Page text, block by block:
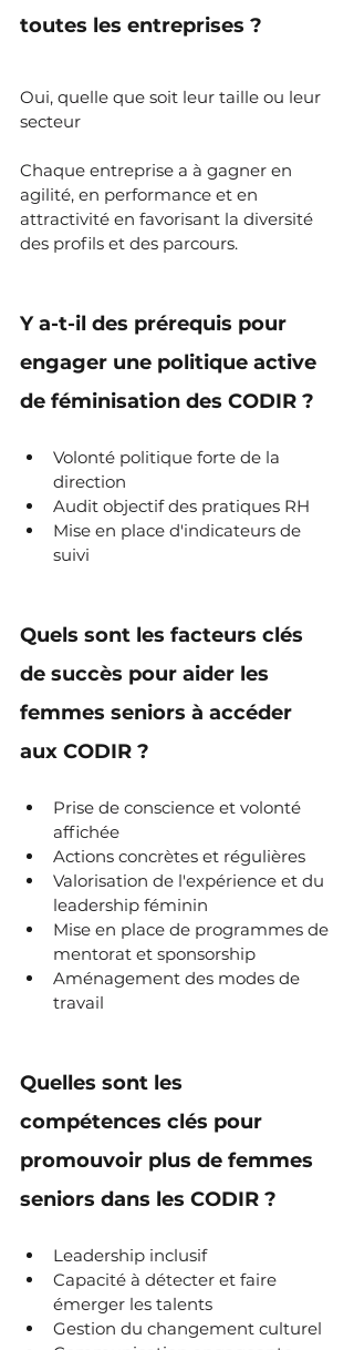
toutes les entreprises ?
Oui, quelle que soit leur taille ou leur
secteur
Chaque entreprise a à gagner en
agilité, en performance et en
attractivité en favorisant la diversité
des profils et des parcours.
Y a-t-il des prérequis pour
engager une politique active
de féminisation des CODIR ?
Volonté politique forte de la
direction
Audit objectif des pratiques RH
Mise en place d'indicateurs de
suivi
Quels sont les facteurs clés
de succès pour aider les
femmes seniors à accéder
aux CODIR ?
Prise de conscience et volonté
affichée
Actions concrètes et régulières
Valorisation de l'expérience et du
leadership féminin
Mise en place de programmes de
mentorat et sponsorship
Aménagement des modes de
travail
Quelles sont les
compétences clés pour
promouvoir plus de femmes
seniors dans les CODIR ?
Leadership inclusif
Capacité à détecter et faire
émerger les talents
Gestion du changement culturel